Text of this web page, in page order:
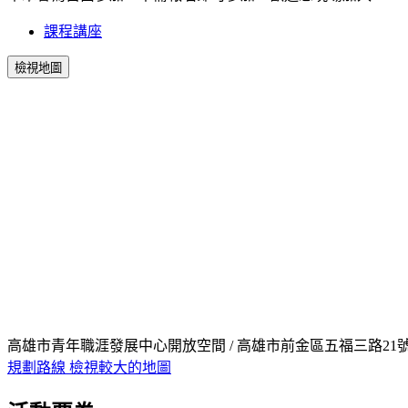
課程講座
檢視地圖
高雄市青年職涯發展中心開放空間 / 高雄市前金區五福三路21
規劃路線 檢視較大的地圖